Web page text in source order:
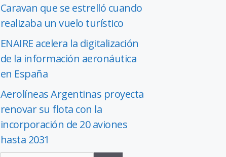
Caravan que se estrelló cuando
realizaba un vuelo turístico
ENAIRE acelera la digitalización
de la información aeronáutica
en España
Aerolíneas Argentinas proyecta
renovar su flota con la
incorporación de 20 aviones
hasta 2031